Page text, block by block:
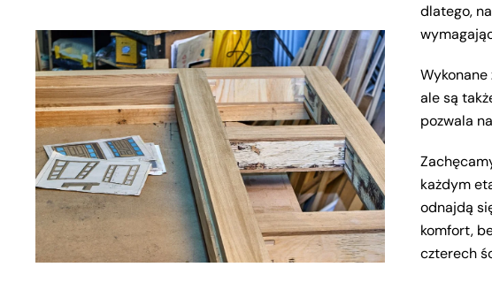
dlatego,
ale są
pozwala
każdym
odnajdą
komfort,
czterech